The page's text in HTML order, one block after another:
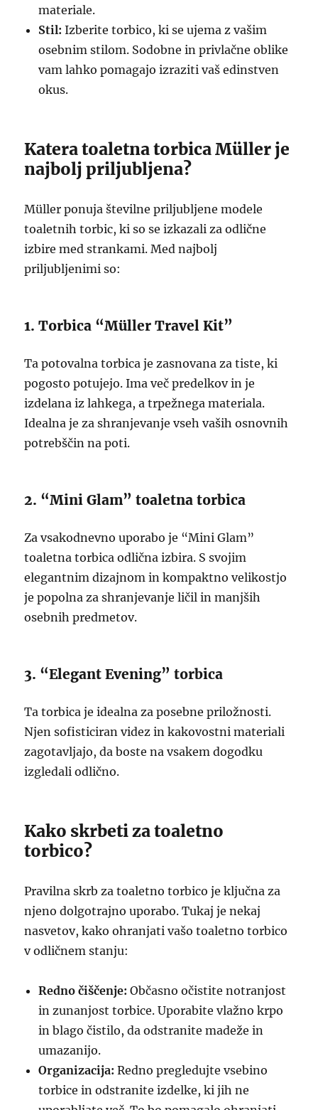
materiale.
Stil: Izberite torbico, ki se ujema z vašim
osebnim stilom. Sodobne in privlačne oblike
vam lahko pomagajo izraziti vaš edinstven
okus.
Katera toaletna torbica Müller je
najbolj priljubljena?
Müller ponuja številne priljubljene modele
toaletnih torbic, ki so se izkazali za odlične
izbire med strankami. Med najbolj
priljubljenimi so:
1. Torbica “Müller Travel Kit”
Ta potovalna torbica je zasnovana za tiste, ki
pogosto potujejo. Ima več predelkov in je
izdelana iz lahkega, a trpežnega materiala.
Idealna je za shranjevanje vseh vaših osnovnih
potrebščin na poti.
2. “Mini Glam” toaletna torbica
Za vsakodnevno uporabo je “Mini Glam”
toaletna torbica odlična izbira. S svojim
elegantnim dizajnom in kompaktno velikostjo
je popolna za shranjevanje ličil in manjših
osebnih predmetov.
3. “Elegant Evening” torbica
Ta torbica je idealna za posebne priložnosti.
Njen sofisticiran videz in kakovostni materiali
zagotavljajo, da boste na vsakem dogodku
izgledali odlično.
Kako skrbeti za toaletno
torbico?
Pravilna skrb za toaletno torbico je ključna za
njeno dolgotrajno uporabo. Tukaj je nekaj
nasvetov, kako ohranjati vašo toaletno torbico
v odličnem stanju:
Redno čiščenje: Občasno očistite notranjost
in zunanjost torbice. Uporabite vlažno krpo
in blago čistilo, da odstranite madeže in
umazanijo.
Organizacija: Redno pregledujte vsebino
torbice in odstranite izdelke, ki jih ne